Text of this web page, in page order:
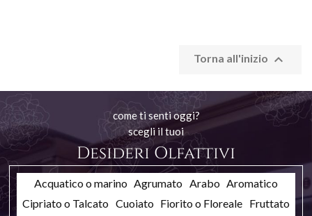
Torna all'inizio 
come ti senti oggi?
scegli il tuoi
Desideri Olfattivi
Acquatico o marino Agrumato Arabo Aromatico
Cipriato o Talcato Cuoiato Fiorito o Floreale Fruttato